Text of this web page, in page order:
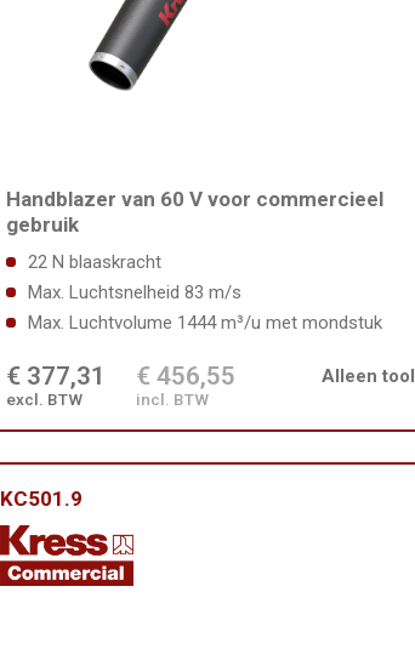
Handblazer van 60 V voor commercieel
gebruik
22 N blaaskracht
Max. Luchtsnelheid 83 m/s
Max. Luchtvolume 1444 m³/u met mondstuk
€ 377,31
excl. BTW
€ 456,55
incl. BTW
Alleen tool
KC501.9